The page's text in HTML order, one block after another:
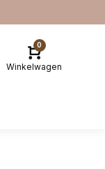
0
Winkelwagen